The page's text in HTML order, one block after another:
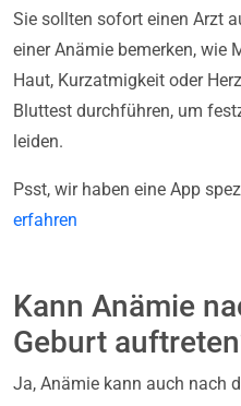
Sie sollten sofort einen Arzt
einer Anämie bemerken, wie
Haut, Kurzatmigkeit oder
Bluttest durchführen, um
leiden.
Psst, wir haben eine App
erfahren
Kann Anämie
Geburt
Ja, Anämie kann auch nach